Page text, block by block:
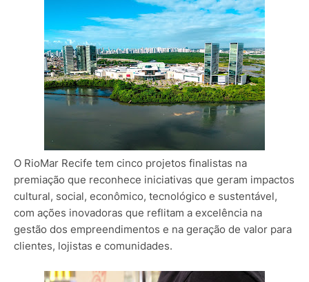
O RioMar Recife tem cinco projetos finalistas na
premiação que reconhece iniciativas que geram impactos
cultural, social, econômico, tecnológico e sustentável,
com ações inovadoras que reflitam a excelência na
gestão dos empreendimentos e na geração de valor para
clientes, lojistas e comunidades.